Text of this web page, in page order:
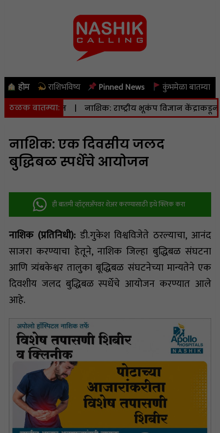
होम राशिभविष्य Pinned News कुंभमेळा बातम्या
ठळक बातम्या:
आयोजन | नाशिक: राष्ट्रीय भूकंप विज्ञान केंद्राकडून
नाशिक: एक दिवसीय जलद
बुद्धिबळ स्पर्धेचे आयोजन
ही बातमी व्हॉट्सअ‍ॅपवर शेअर करण्यासाठी इथे क्लिक करा
नाशिक (प्रतिनिधी): डी.गुकेश विश्वविजेते ठरल्याचा, आनंद
साजरा करण्याचा हेतूने, नाशिक जिल्हा बुद्धिबळ संघटना
आणि त्र्यंबकेश्वर तालुका बूद्धिबळ संघटनेच्या मान्यतेने एक
दिवशीय जलद बुद्धिबळ स्पर्धेचे आयोजन करण्यात आले
आहे.